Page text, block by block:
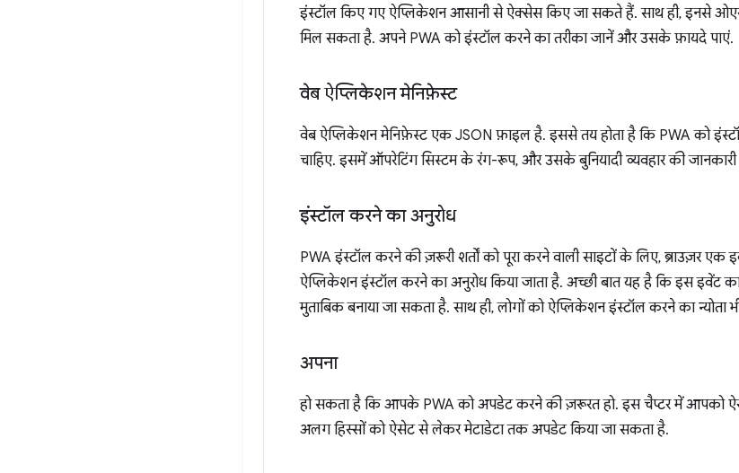
इंस्टॉल किए गए ऐप्लिकेशन आसानी से ऐक्सेस किए जा सकते हैं. साथ ही, इनसे ओएस
मिल सकता है. अपने PWA को इंस्टॉल करने का तरीका जानें और उसके फ़ायदे पाएं.
वेब ऐप्लिकेशन मेनिफ़ेस्ट
वेब ऐप्लिकेशन मेनिफ़ेस्ट एक JSON फ़ाइल है. इससे तय होता है कि PWA को
चाहिए. इसमें ऑपरेटिंग सिस्टम के रंग-रूप, और उसके बुनियादी व्यवहार की जानकारी
इंस्टॉल करने का अनुरोध
PWA इंस्टॉल करने की ज़रूरी शर्तों को पूरा करने वाली साइटों के लिए, ब्राउज़र एक
ऐप्लिकेशन इंस्टॉल करने का अनुरोध किया जाता है. अच्छी बात यह है कि इस इवेंट
मुताबिक बनाया जा सकता है. साथ ही, लोगों को ऐप्लिकेशन इंस्टॉल करने का न्योता
अपना
हो सकता है कि आपके PWA को अपडेट करने की ज़रूरत हो. इस चैप्टर में
अलग हिस्सों को ऐसेट से लेकर मेटाडेटा तक अपडेट किया जा सकता है.